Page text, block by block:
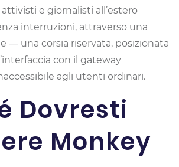
e giornalisti all’estero
interruzioni, attraverso una
— una corsia riservata, posizionata
con il gateway
agli utenti ordinari.
Dovresti
Monkey